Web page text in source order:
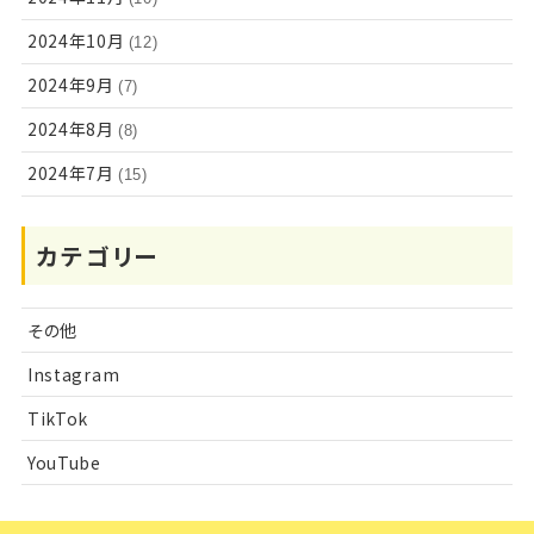
2024年10月 (12)
2024年9月 (7)
2024年8月 (8)
2024年7月 (15)
カテゴリー
その他
Instagram
TikTok
YouTube